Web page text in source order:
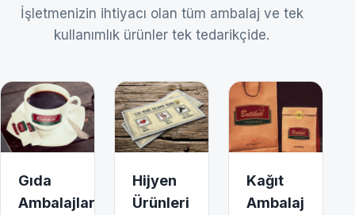
İşletmenizin ihtiyacı olan tüm ambalaj ve tek
kullanımlık ürünler tek tedarikçide.
Gıda
Ambalajları
Hijyen
Ürünleri
Kağıt
Ambalaj